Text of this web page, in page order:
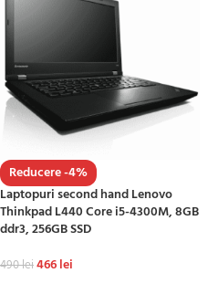
Reducere -4%
Laptopuri second hand Lenovo
Thinkpad L440 Core i5-4300M, 8GB
ddr3, 256GB SSD
490lei466lei